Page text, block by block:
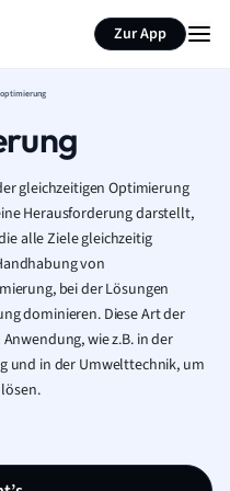
Zur App
gleichzeitigen Optimierung
Herausforderung darstellt,
alle Ziele gleichzeitig
von
bei der Lösungen
dominieren. Diese Art der
wie z.B. in der
und in der Umwelttechnik, um